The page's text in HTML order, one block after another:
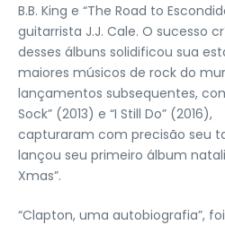
B.B. King e “The Road to
guitarrista J.J. Cale. O sucesso
desses álbuns solidificou sua
maiores músicos de rock do
lançamentos subsequentes,
Sock” (2013) e “I Still Do” (2016),
capturaram com precisão seu
lançou seu primeiro álbum
Xmas”.
“Clapton, uma autobiografia”,